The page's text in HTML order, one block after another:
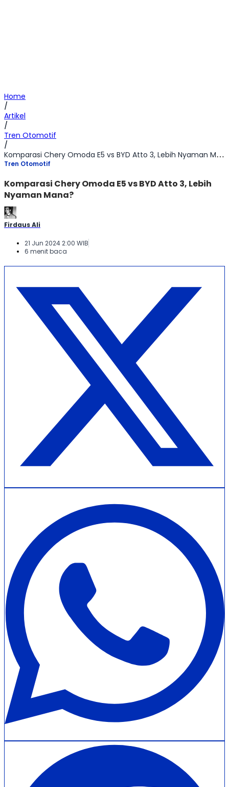
Home
/
Artikel
/
Tren Otomotif
/
Komparasi Chery Omoda E5 vs BYD Atto 3, Lebih Nyaman Mana?
Tren Otomotif
Komparasi Chery Omoda E5 vs BYD Atto 3, Lebih
Nyaman Mana?
Firdaus Ali
21 Jun 2024 2:00 WIB
6 menit baca